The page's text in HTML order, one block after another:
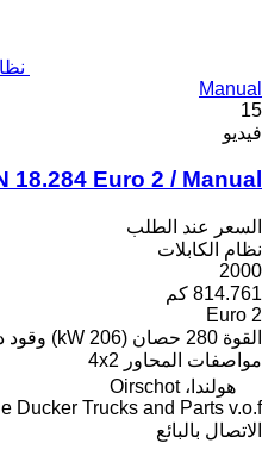
Manual
15
فيديو
18.284 Euro 2 / Manual
السعر عند الطلب
نظام الكابلات
2000
814.761 كم
Euro 2
القوة 280 حصان (206 kW) وقود
مواصفات المحاور 4x2
هولندا، Oirschot
Ducker Trucks and Parts v.o.f.
الاتصال بالبائع